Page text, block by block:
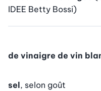
IDEE Betty Bossi)
de vinaigre de vin
sel, selon goût